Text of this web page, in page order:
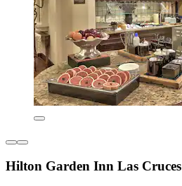
Hilton Garden Inn Las Cruces